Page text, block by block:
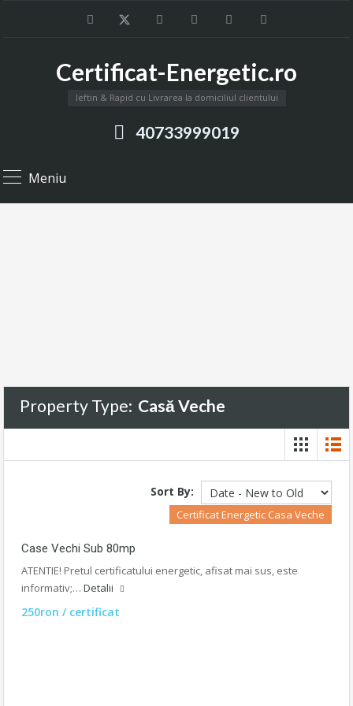
Certificat-Energetic.ro
Ieftin & Rapid cu Livrarea la domiciliul clientului
40733999019
Meniu
Property Type: Casă Veche
Sort By:
Certificat Energetic Casa Veche
Case Vechi Sub 80mp
ATENTIE! Pretul certificatului energetic, afisat mai sus, este
informativ;… Detalii
250ron / certificat